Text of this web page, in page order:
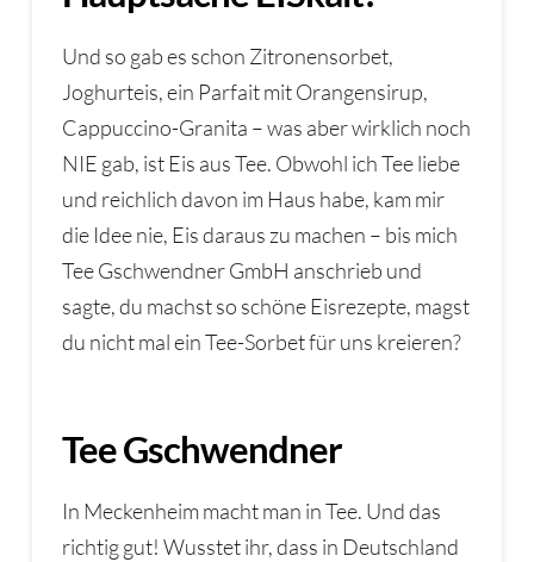
Und so gab es schon Zitronensorbet,
Joghurteis, ein Parfait mit Orangensirup,
Cappuccino-Granita – was aber wirklich noch
NIE gab, ist Eis aus Tee. Obwohl ich Tee liebe
und reichlich davon im Haus habe, kam mir
die Idee nie, Eis daraus zu machen – bis mich
Tee Gschwendner GmbH anschrieb und
sagte, du machst so schöne Eisrezepte, magst
du nicht mal ein Tee-Sorbet für uns kreieren?
Tee Gschwendner
In Meckenheim macht man in Tee. Und das
richtig gut! Wusstet ihr, dass in Deutschland